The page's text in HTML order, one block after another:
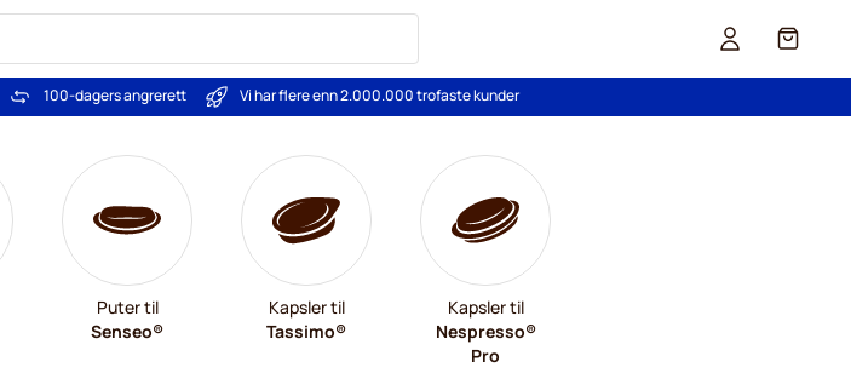
Cart
100-dagers angrerett Vi har flere enn 2.000.000 trofaste kunder
Puter til
Senseo®
Kapsler til
Tassimo®
Kapsler til
Nespresso®
Pro